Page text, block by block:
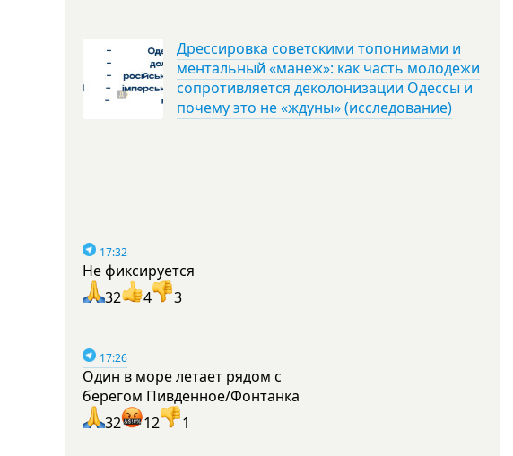
Дрессировка советскими топонимами и
ментальный «манеж»: как часть молодежи
сопротивляется деколонизации Одессы и
почему это не «ждуны» (исследование)
17:32
Не фиксируется
32
4 3
17:26
Один в море летает рядом с
берегом Пивденное/Фонтанка
32
12 1